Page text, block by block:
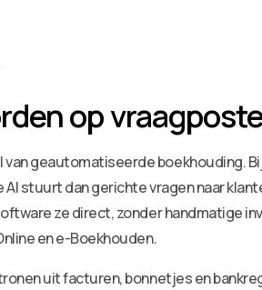
op
van geautomatiseerde boekhouding.
stuurt dan gerichte vragen naar
ze direct, zonder handmatige
en e-Boekhouden.
uit facturen, bonnetjes en